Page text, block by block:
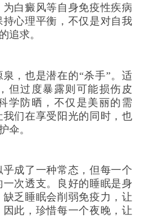
白癜风等自身免疫性疾病
心理平衡，不仅是对自我
追求。
，也是潜在的“杀手”。适
但过度暴露则可能损伤皮
学防晒，不仅是美丽的需
们在享受阳光的同时，也
伞。
成了一种常态，但每一个
次透支。良好的睡眠是身
乏睡眠会削弱免疫力，让
此，珍惜每一个夜晚，让